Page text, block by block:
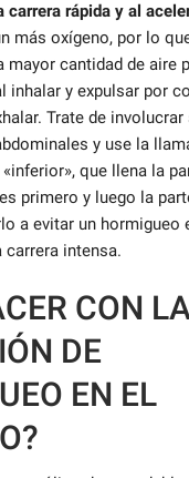
carrera rápida y al
más oxígeno, por lo
mayor cantidad de aire
inhalar y expulsar por
Trate de involucrar
y use la
que llena la
primero y luego la
a evitar un hormigueo
carrera intensa.
CON
DE
EN EL